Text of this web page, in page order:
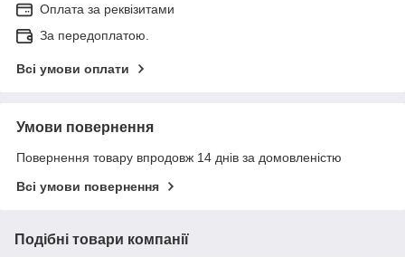
Оплата за реквізитами
За передоплатою.
Всі умови оплати
Умови повернення
Повернення товару впродовж 14 днів за домовленістю
Всі умови повернення
Подібні товари компанії